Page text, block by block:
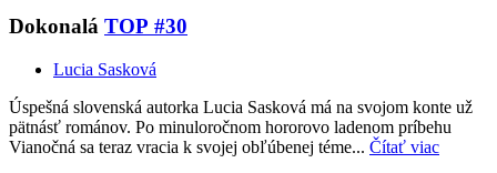
Dokonalá TOP #30
Lucia Sasková
Úspešná slovenská autorka Lucia Sasková má na svojom konte už
pätnásť románov. Po minuloročnom hororovo ladenom príbehu
Vianočná sa teraz vracia k svojej obľúbenej téme... Čítať viac